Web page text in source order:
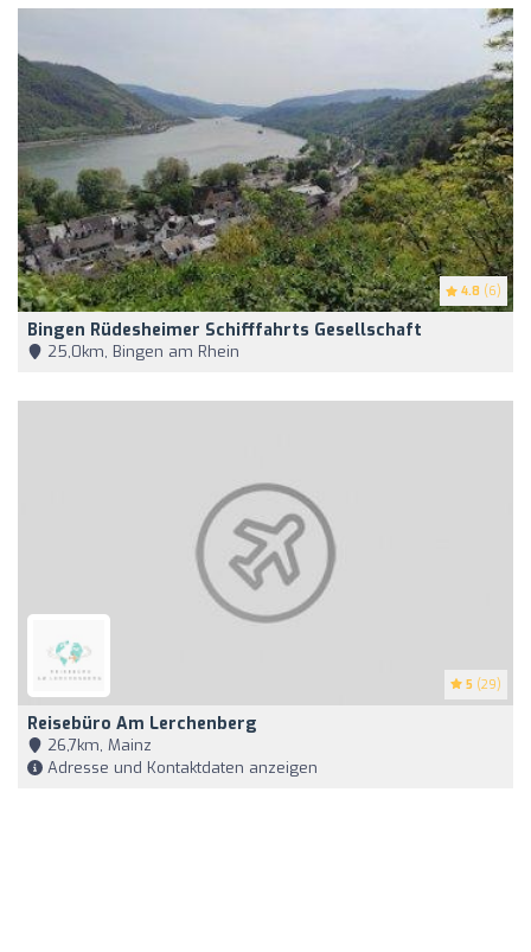
4.8 (6)
Bingen Rüdesheimer Schifffahrts Gesellschaft
25,0km, Bingen am Rhein
5 (29)
Reisebüro Am Lerchenberg
26,7km, Mainz
Adresse und Kontaktdaten anzeigen